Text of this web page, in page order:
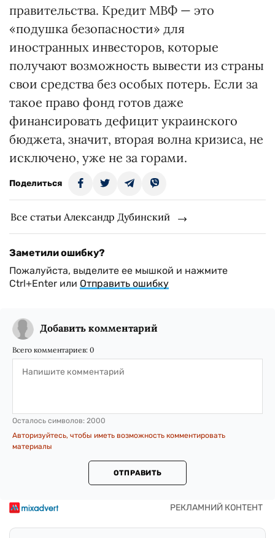
правительства. Кредит МВФ — это
«подушка безопасности» для
иностранных инвесторов, которые
получают возможность вывести из страны
свои средства без особых потерь. Если за
такое право фонд готов даже
финансировать дефицит украинского
бюджета, значит, вторая волна кризиса, не
исключено, уже не за горами.
Поделиться
Все статьи Александр Дубинский
Заметили ошибку?
Пожалуйста, выделите ее мышкой и нажмите
Ctrl+Enter или Отправить ошибку
Добавить комментарий
Всего комментариев: 0
Осталось символов: 2000
Авторизуйтесь, чтобы иметь возможность комментировать
материалы
ОТПРАВИТЬ